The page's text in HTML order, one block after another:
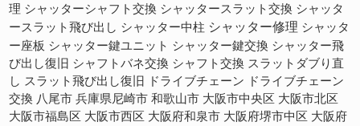
理 シャッターシャフト交換 シャッタースラット交換 シャッタ
ースラット飛び出し シャッター中柱 シャッター修理 シャッタ
ー座板 シャッター鍵ユニット シャッター鍵交換 シャッター飛
び出し復旧 シャフトバネ交換 シャフト交換 スラットダブり直
し スラット飛び出し復旧 ドライブチェーン
ドライブチェーン
交換 八尾市 兵庫県尼崎市 和歌山市 大阪市中央区 大阪市北区
大阪市福島区 大阪市西区 大阪府和泉市 大阪府堺市中区 大阪府